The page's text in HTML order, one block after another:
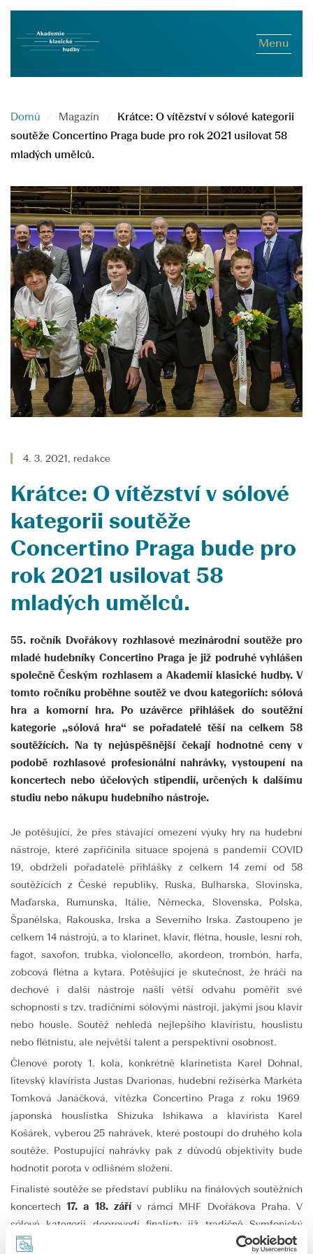
Menu
Domů Magazín
Krátce: O vítězství v sólové kategorii
soutěže Concertino Praga bude pro rok 2021 usilovat 58
mladých umělců.
4. 3. 2021, redakce
Krátce: O vítězství v sólové
kategorii soutěže
Concertino Praga bude pro
rok 2021 usilovat 58
mladých umělců.
55. ročník Dvořákovy rozhlasové mezinárodní soutěže pro
mladé hudebníky Concertino Praga je již podruhé vyhlášen
společně Českým rozhlasem a Akademií klasické hudby. V
tomto ročníku proběhne soutěž ve dvou kategoriích: sólová
hra a komorní hra. Po uzávěrce přihlášek do soutěžní
kategorie „sólová hra“ se pořadatelé těší na celkem 58
soutěžících. Na ty nejúspěšnější čekají hodnotné ceny v
podobě rozhlasové profesionální nahrávky, vystoupení na
koncertech nebo účelových stipendií, určených k dalšímu
studiu nebo nákupu hudebního nástroje.
Je potěšující, že přes stávající omezení výuky hry na hudební
nástroje, které zapříčinila situace spojená s pandemií COVID
19, obdrželi pořadatelé přihlášky z celkem 14 zemí od 58
soutěžících z České republiky, Ruska, Bulharska, Slovinska,
Maďarska, Rumunska, Itálie, Německa, Slovenska, Polska,
Španělska, Rakouska, Irska a Severního Irska. Zastoupeno je
celkem 14 nástrojů, a to klarinet, klavír, flétna, housle, lesní roh,
fagot, saxofon, trubka, violoncello, akordeon, trombón, harfa,
zobcová flétna a kytara. Potěšující je skutečnost, že hráči na
dechové i další nástroje našli větší odvahu poměřit své
schopnosti s tzv. tradičními sólovými nástroji, jakými jsou klavír
nebo housle. Soutěž nehledá nejlepšího klavíristu, houslistu
nebo flétnistu, ale největší talent a perspektivní osobnost.
Členové poroty 1. kola, konkrétně klarinetista Karel Dohnal,
litevský klavírista Justas Dvarionas, hudební režisérka Markéta
Tomková Janáčková, vítězka Concertino Praga z roku 1969
japonská houslistka Shizuka Ishikawa a klavírista Karel
Košárek, vyberou 25 nahrávek, které postoupí do druhého kola
soutěže. Postupující nahrávky pak z důvodů objektivity bude
hodnotit porota v odlišném složení.
Finalisté soutěže se představí publiku na finálových soutěžních
koncertech17. a 18. zářív rámci MHF Dvořákova Praha. V
sólové kategorii doprovodí finalisty již tradičně Symfonický
orchestr Českého Rozhlasu v čele s dirigentemVahanem